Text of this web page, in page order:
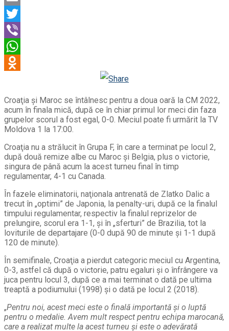
Odnoklassniki
Croaţia şi Maroc se întâlnesc pentru a doua oară la CM 2022,
acum în finala mică, după ce în chiar primul lor meci din faza
grupelor scorul a fost egal, 0-0. Meciul poate fi urmărit la TV
Moldova 1 la 17:00.
Croaţia nu a strălucit în Grupa F, în care a terminat pe locul 2,
după două remize albe cu Maroc şi Belgia, plus o victorie,
singura de până acum la acest turneu final în timp
regulamentar, 4-1 cu Canada.
În fazele eliminatorii, naţionala antrenată de Zlatko Dalic a
trecut în „optimi” de Japonia, la penalty-uri, după ce la finalul
timpului regulamentar, respectiv la finalul reprizelor de
prelungire, scorul era 1-1, şi în „sferturi” de Brazilia, tot la
loviturile de departajare (0-0 după 90 de minute şi 1-1 după
120 de minute).
În semifinale, Croaţia a pierdut categoric meciul cu Argentina,
0-3, astfel că după o victorie, patru egaluri şi o înfrângere va
juca pentru locul 3, după ce a mai terminat o dată pe ultima
treaptă a podiumului (1998) şi o dată pe locul 2 (2018).
„Pentru noi, acest meci este o finală importantă şi o luptă
pentru o medalie. Avem mult respect pentru echipa marocană,
care a realizat multe la acest turneu și este o adevărată